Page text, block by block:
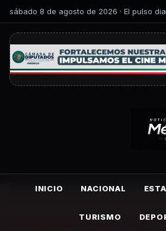
sábado 8 de agosto de 2026 · El pulso
INICIO NACIONAL
TURISMO